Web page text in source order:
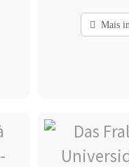
Mais